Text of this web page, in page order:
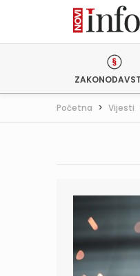
Početna > Vijesti